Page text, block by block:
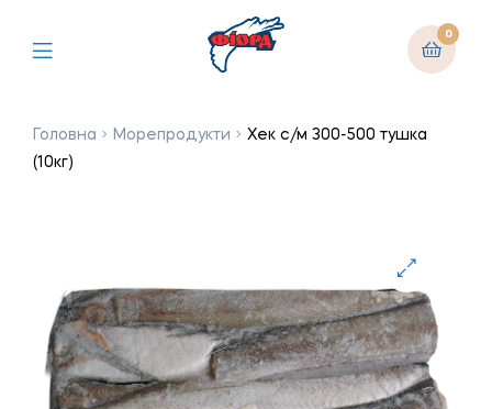
0
Головна Морепродукти
Хек с/м 300-500 тушка
(10кг)
🔍